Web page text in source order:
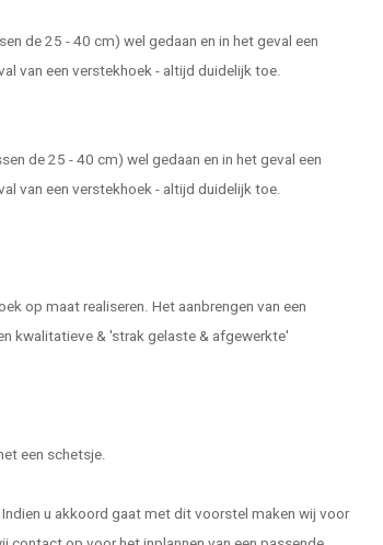
de 25 - 40 cm) wel gedaan en in het geval een
van een verstekhoek - altijd duidelijk toe.
de 25 - 40 cm) wel gedaan en in het geval een
van een verstekhoek - altijd duidelijk toe.
op maat realiseren. Het aanbrengen van een
kwalitatieve & 'strak gelaste & afgewerkte'
een schetsje.
u akkoord gaat met dit voorstel maken wij voor